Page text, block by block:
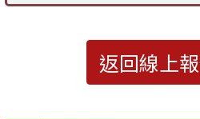
返回線上